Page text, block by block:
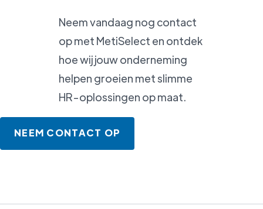
Neem vandaag nog contact
op met MetiSelect en ontdek
hoe wij jouw onderneming
helpen groeien met slimme
HR-oplossingen op maat.
NEEM CONTACT OP